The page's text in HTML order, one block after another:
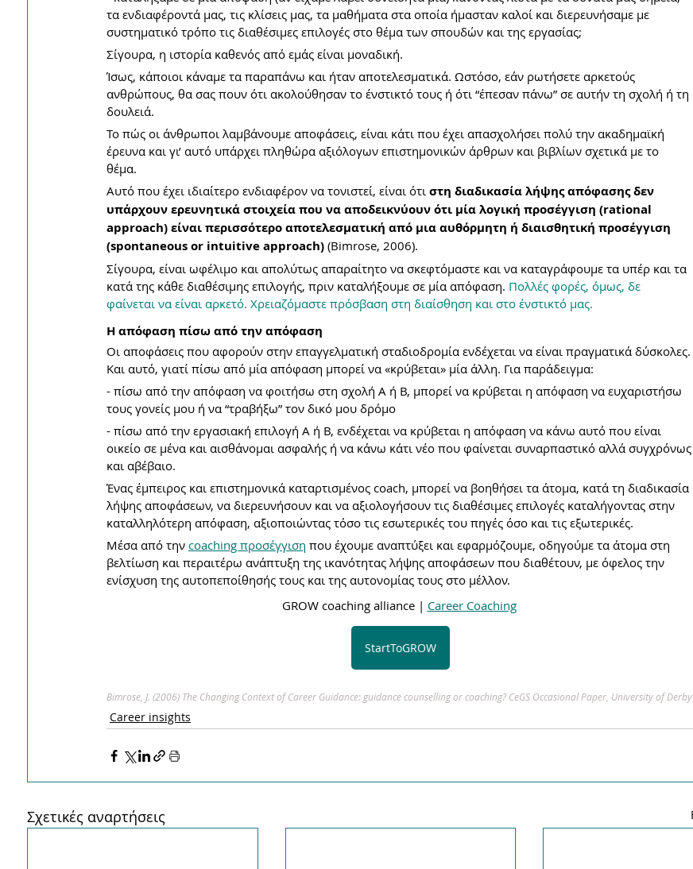
τα ενδιαφέροντά μας, τις κλίσεις μας, τα μαθήματα στα οποία ήμασταν καλοί και διερευνήσαμε με
συστηματικό τρόπο τις διαθέσιμες επιλογές στο θέμα των σπουδών και της εργασίας;
Σίγουρα, η ιστορία καθενός από εμάς είναι μοναδική.
Ίσως, κάποιοι κάναμε τα παραπάνω και ήταν αποτελεσματικά. Ωστόσο, εάν ρωτήσετε αρκετούς
ανθρώπους, θα σας πουν ότι ακολούθησαν το ένστικτό τους ή ότι “έπεσαν πάνω” σε αυτήν τη σχολή ή τη
δουλειά.
Το πώς οι άνθρωποι λαμβάνουμε αποφάσεις, είναι κάτι που έχει απασχολήσει πολύ την ακαδημαϊκή
έρευνα και γι’ αυτό υπάρχει πληθώρα αξιόλογων επιστημονικών άρθρων και βιβλίων σχετικά με το
θέμα.
Αυτό που έχει ιδιαίτερο ενδιαφέρον να τονιστεί, είναι ότι στη διαδικασία λήψης απόφασης δεν
υπάρχουν ερευνητικά στοιχεία που να αποδεικνύουν ότι μία λογική προσέγγιση (rational
approach) είναι περισσότερο αποτελεσματική από μια αυθόρμητη ή διαισθητική προσέγγιση
(spontaneous or intuitive approach) (Bimrose, 2006).
Σίγουρα, είναι ωφέλιμο και απολύτως απαραίτητο να σκεφτόμαστε και να καταγράφουμε τα υπέρ και τα
κατά της κάθε διαθέσιμης επιλογής, πριν καταλήξουμε σε μία απόφαση. Πολλές φορές, όμως, δε
φαίνεται να είναι αρκετό. Χρειαζόμαστε πρόσβαση στη διαίσθηση και στο ένστικτό μας.
Η απόφαση πίσω από την απόφαση
Οι αποφάσεις που αφορούν στην επαγγελματική σταδιοδρομία ενδέχεται να είναι πραγματικά δύσκολες.
Και αυτό, γιατί πίσω από μία απόφαση μπορεί να «κρύβεται» μία άλλη. Για παράδειγμα:
- πίσω από την απόφαση να φοιτήσω στη σχολή Α ή Β, μπορεί να κρύβεται η απόφαση να ευχαριστήσω
τους γονείς μου ή να “τραβήξω” τον δικό μου δρόμο
- πίσω από την εργασιακή επιλογή Α ή Β, ενδέχεται να κρύβεται η απόφαση να κάνω αυτό που είναι
οικείο σε μένα και αισθάνομαι ασφαλής ή να κάνω κάτι νέο που φαίνεται συναρπαστικό αλλά συγχρόνως
και αβέβαιο.
Ένας έμπειρος και επιστημονικά καταρτισμένος coach, μπορεί να βοηθήσει τα άτομα, κατά τη διαδικασία
λήψης αποφάσεων, να διερευνήσουν και να αξιολογήσουν τις διαθέσιμες επιλογές καταλήγοντας στην
καταλληλότερη απόφαση, αξιοποιώντας τόσο τις εσωτερικές του πηγές όσο και τις εξωτερικές.
Μέσα από την coaching προσέγγιση που έχουμε αναπτύξει και εφαρμόζουμε, οδηγούμε τα άτομα στη
βελτίωση και περαιτέρω ανάπτυξη της ικανότητας λήψης αποφάσεων που διαθέτουν, με όφελος την
ενίσχυση της αυτοπεποίθησής τους και της αυτονομίας τους στο μέλλον.
GROW coaching alliance | Career Coaching
StartToGROW
Bimrose, J. (2006) The Changing Context of Career Guidance: guidance counselling or coaching? CeGS Occasional Paper, University of Derby
Career insights
Σχετικές αναρτήσεις